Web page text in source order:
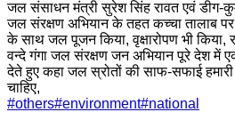
जल संसाधन मंत्री सुरेश सिंह रावत एवं डीग-
जल संरक्षण अभियान के तहत कच्चा तालाब पर
के साथ जल पूजन किया, वृक्षारोपण भी
वन्दे गंगा जल संरक्षण जन अभियान पूरे देश में
देते हुए कहा जल स्रोतों की साफ-सफाई हमारी
चाहिए,
#others#environment#national